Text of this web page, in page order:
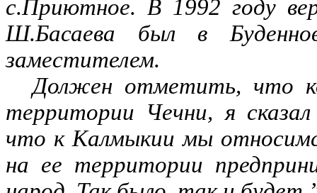
с.Приютное. В 1992 году
Ш.Басаева был в
заместителем.
Должен отметить, что
территории Чечни, я
что к Калмыкии мы
на ее территории